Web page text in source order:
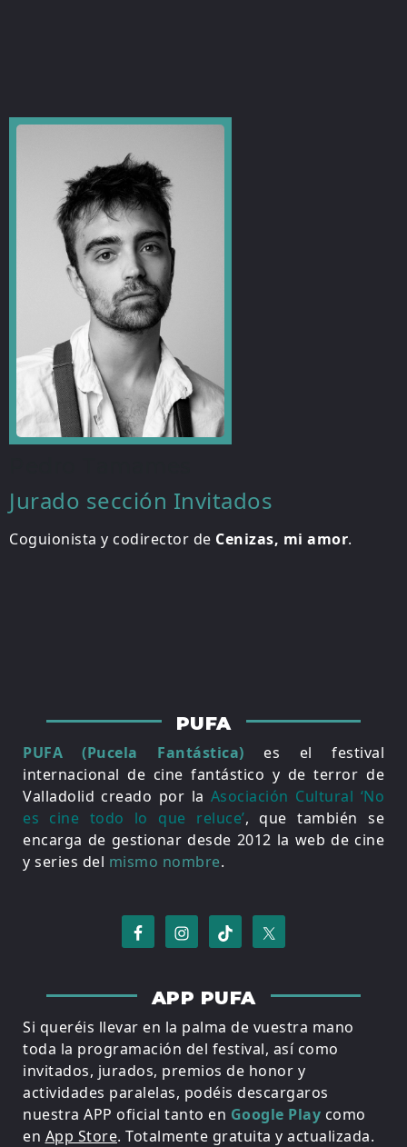
Jurado sección Invitados
Coguionista y codirector de Cenizas, mi amor.
PUFA
PUFA (Pucela Fantástica) es el festival
internacional de cine fantástico y de terror de
Valladolid creado por la Asociación Cultural ‘No
es cine todo lo que reluce’, que también se
encarga de gestionar desde 2012 la web de cine
y series del mismo nombre.
APP PUFA
Si queréis llevar en la palma de vuestra mano
toda la programación del festival, así como
invitados, jurados, premios de honor y
actividades paralelas, podéis descargaros
nuestra APP oficial tanto en Google Play como
en App Store. Totalmente gratuita y actualizada.